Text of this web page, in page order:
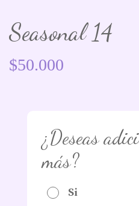
Seasonal 14
$50.000
¿Deseas
más?
Si